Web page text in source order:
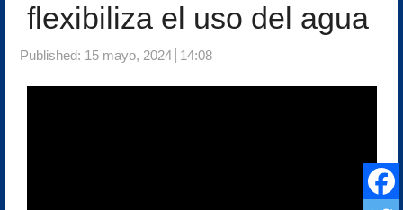
flexibiliza el uso del agua
Published: 15 mayo, 2024 14:08